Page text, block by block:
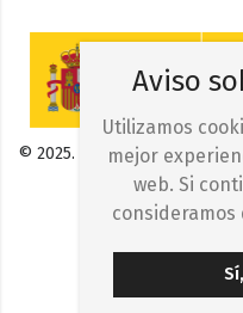
© 2025. Iberocelulosa
Aviso
Utilizamos
mejor
web. Si
consideramos